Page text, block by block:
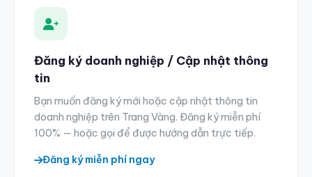
Đăng ký doanh nghiệp / Cập nhật thông
tin
Bạn muốn đăng ký mới hoặc cập nhật thông tin
doanh nghiệp trên Trang Vàng. Đăng ký miễn phí
100% — hoặc gọi để được hướng dẫn trực tiếp.
Đăng ký miễn phí ngay